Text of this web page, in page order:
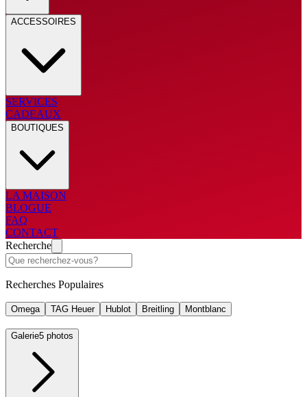
ACCESSOIRES
SERVICES
CADEAUX
BOUTIQUES
LA MAISON
BLOGUE
FAQ
CONTACT
Recherche
Recherches Populaires
Omega TAG Heuer Hublot Breitling Montblanc
Galerie5 photos